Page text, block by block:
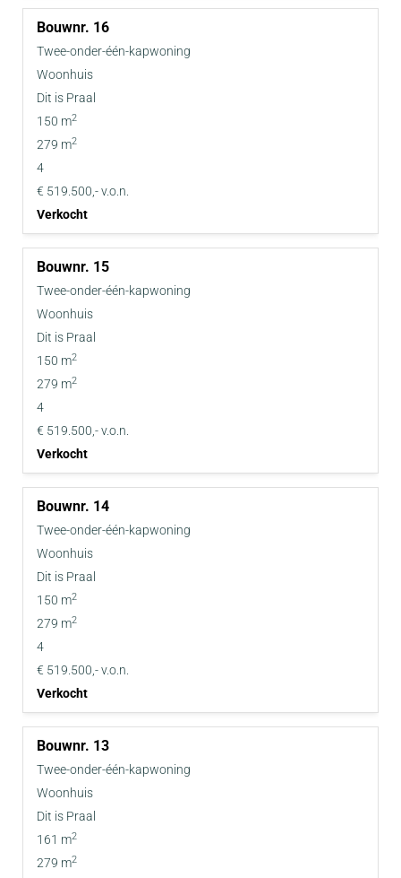
16
Twee-onder-één-kapwoning
Woonhuis
Dit is Praal
150 m2
279 m2
4
€ 519.500,- v.o.n.
Verkocht
15
Twee-onder-één-kapwoning
Woonhuis
Dit is Praal
150 m2
279 m2
4
€ 519.500,- v.o.n.
Verkocht
14
Twee-onder-één-kapwoning
Woonhuis
Dit is Praal
150 m2
279 m2
4
€ 519.500,- v.o.n.
Verkocht
13
Twee-onder-één-kapwoning
Woonhuis
Dit is Praal
161 m2
279 m2